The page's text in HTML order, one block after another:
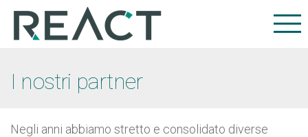
I nostri partner
Negli anni abbiamo stretto e consolidato diverse